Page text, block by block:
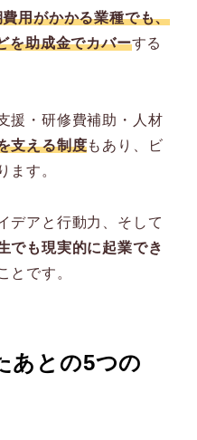
費用がかかる業種でも、
を助成金でカバーする
援・研修費補助・人材
支える制度もあり、ビ
ます。
デアと行動力、そして
でも現実的に起業でき
とです。
あとの5つの